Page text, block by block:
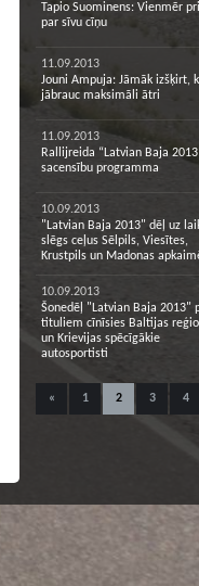
Tapio Suominens: Vienmēr
par sīvu cīņu
11.09.2013
Jouni Ampuja: Jāmāk izšķirt,
jābrauc maksimāli ātri
11.09.2013
Rallijreida “Latvian Baja
sacensību programma
10.09.2013
"Latvian Baja 2013" dēļ uz
slēgs ceļus Sēlpils, Viesītes,
Krustpils un Madonas
10.09.2013
Šonedēļ "Latvian Baja 2013"
tituliem cīnīsies Baltijas
un Krievijas spēcīgākie
autosportisti
« 1 2 3 4